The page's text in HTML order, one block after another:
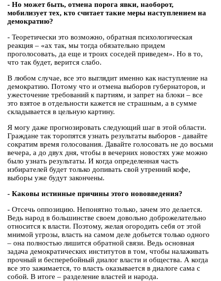
- Но может быть, отмена порога явки, наоборот,
мобилизует тех, кто считает такие меры наступлением на
демократию?
- Теоретически это возможно, обратная психологическая
реакция – «ах так, мы тогда обязательно придем
проголосовать, да еще и троих соседей приведем». Но в то,
что так будет, верится слабо.
В любом случае, все это выглядит именно как наступление на
демократию. Потому что и отмена выборов губернаторов, и
ужесточение требований к партиям, и запрет на блоки – все
это взятое в отдельности кажется не страшным, а в сумме
складывается в цельную картину.
Я могу даже прогнозировать следующий шаг в этой области.
Граждане так торопятся узнать результаты выборов - давайте
сократим время голосования. Давайте голосовать не до восьми
вечера, а до двух дня, чтобы в вечерних новостях уже можно
было узнать результаты. И когда определенная часть
избирателей будет только допивать свой утренний кофе,
выборы уже будут закончены.
- Каковы истинные причины этого нововведения?
- Отсечь оппозицию. Непонятно только, зачем это делается.
Ведь народ в большинстве своем довольно доброжелательно
относится к власти. Поэтому, желая огородить себя от этой
мнимой угрозы, власть на самом деле добьется только одного
– она полностью лишится обратной связи. Ведь основная
задача демократических институтов в том, чтобы налаживать
прочный и бесперебойный диалог власти и общества. А когда
все это зажимается, то власть оказывается в диалоге сама с
собой. В итоге – разделение властей и народа.